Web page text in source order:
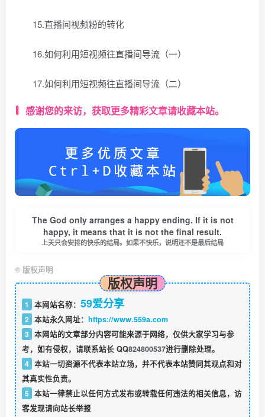
15.直播间视频粉的转化
16.如何利用短视频往直播间导流（一）
17.如何利用短视频往直播间导流（二）
感谢您的来访，获取更多精彩文章请收藏本站。
The God only arranges a happy ending. If it is not
happy, it means that it is not the final result.
上天只会安排的快乐的结局。如果不快乐，说明还不是最后结局
© 版权声明
版权声明
1 本网站名称： 59爱分享
2 本站永久网址： https://www.559a.com
3 本网站的文章部分内容可能来源于网络，仅供大家学习与参
考，如有侵权，请联系站长 QQ824800537进行删除处理。
4 本站一切资源不代表本站立场，并不代表本站赞同其观点和对
其真实性负责。
5 本站一律禁止以任何方式发布或转载任何违法的相关信息，访
客发现请向站长举报